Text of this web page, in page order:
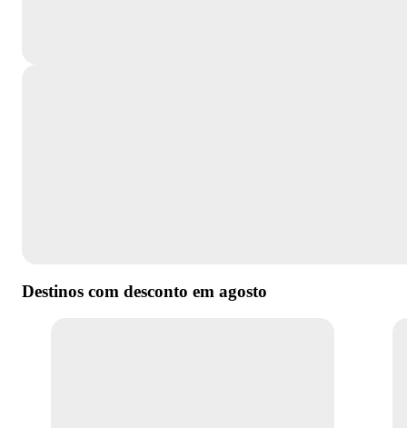
Destinos com desconto em agosto